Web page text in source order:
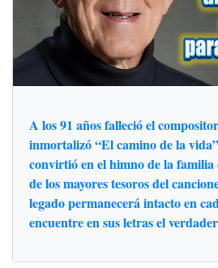
A los 91 años falleció el
inmortalizó “El camino de la
convirtió en el himno de la
de los mayores tesoros del
legado permanecerá intacto en
encuentre en sus letras el